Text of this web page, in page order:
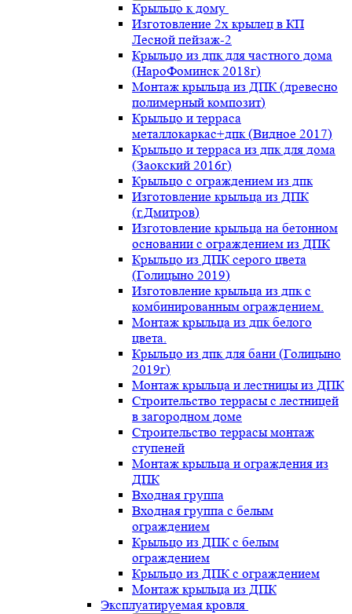
Крыльцо к дому
Изготовление 2х крылец в КП
Лесной пейзаж-2
Крыльцо из дпк для частного дома
(НароФоминск 2018г)
Монтаж крыльца из ДПК (древесно
полимерный композит)
Крыльцо и терраса
металлокаркас+дпк (Видное 2017)
Крыльцо и терраса из дпк для дома
(Заокский 2016г)
Крыльцо с ограждением из дпк
Изготовление крыльца из ДПК
(г.Дмитров)
Изготовление крыльца на бетонном
основании с ограждением из ДПК
Крыльцо из ДПК серого цвета
(Голицыно 2019)
Изготовление крыльца из дпк с
комбинированным ограждением.
Монтаж крыльца из дпк белого
цвета.
Крыльцо из дпк для бани (Голицыно
2019г)
Монтаж крыльца и лестницы из ДПК
Строительство террасы с лестницей
в загородном доме
Строительство террасы монтаж
ступеней
Монтаж крыльца и ограждения из
ДПК
Входная группа
Входная группа с белым
ограждением
Крыльцо из ДПК с белым
ограждением
Крыльцо из ДПК с ограждением
Монтаж крыльца из ДПК
Эксплуатируемая кровля